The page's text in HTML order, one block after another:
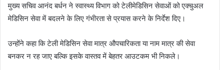
मुख्य सचिव आनंद बर्धन ने स्वास्थ्य विभाग को टेलीमेडिसिन सेवाओं को एक्चुअल
मेडिसिन सेवा में बदलने के लिए गंभीरता से प्रयास करने के निर्देश दिए।
उन्होंने कहा कि टेली मेडिसिन सेवा मात्र औपचारिकता या नाम मात्र की सेवा
बनकर न रह जाए बल्कि इसके वास्तव में बेहतर आउटकम भी निकले।